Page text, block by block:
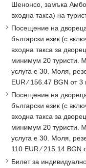
Шенонсо, замъка
входна такса) на
Посещение на
български език (с
входна такса за
минимум 20 туристи.
услуга е 30. Моля,
EUR ∕ 156.47 BGN от 3
Посещение на
български език (с
входна такса за
минимум 20 туристи.
услуга е 30. Моля,
110 EUR ∕ 215.14 BGN
Билет за